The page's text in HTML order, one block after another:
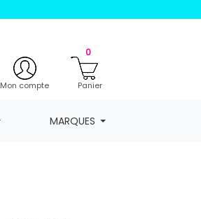
Mon compte
0
Panier
MARQUES